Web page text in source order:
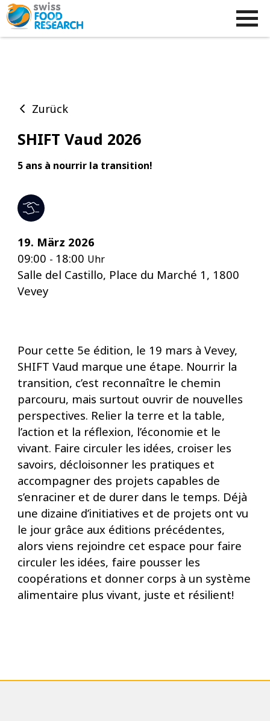
Zurück
SHIFT Vaud 2026
5 ans à nourrir la transition!
19. März 2026
09:00 - 18:00 Uhr
Salle del Castillo, Place du Marché 1, 1800
Vevey
Pour cette 5e édition, le 19 mars à Vevey,
SHIFT Vaud marque une étape. Nourrir la
transition, c’est reconnaître le chemin
parcouru, mais surtout ouvrir de nouvelles
perspectives. Relier la terre et la table,
l’action et la réflexion, l’économie et le
vivant. Faire circuler les idées, croiser les
savoirs, décloisonner les pratiques et
accompagner des projets capables de
s’enraciner et de durer dans le temps. Déjà
une dizaine d’initiatives et de projets ont vu
le jour grâce aux éditions précédentes,
alors viens rejoindre cet espace pour faire
circuler les idées, faire pousser les
coopérations et donner corps à un système
alimentaire plus vivant, juste et résilient!